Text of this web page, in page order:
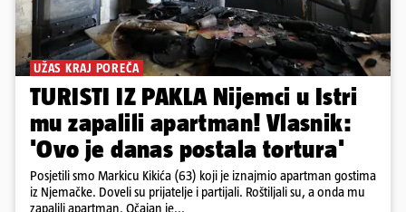
UŽAS KRAJ POREČA
TURISTI IZ PAKLA Nijemci u Istri
mu zapalili apartman! Vlasnik:
'Ovo je danas postala tortura'
Posjetili smo Markicu Kikića (63) koji je iznajmio apartman gostima
iz Njemačke. Doveli su prijatelje i partijali. Roštiljali su, a onda mu
zapalili apartman. Očajan je...